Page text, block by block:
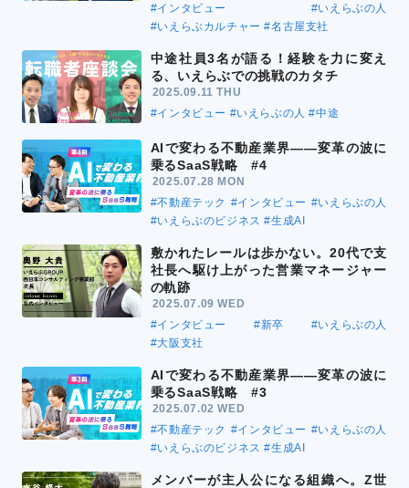
#インタビュー
#いえらぶの人
#いえらぶカルチャー #名古屋支社
中途社員3名が語る！経験を力に変え
る、いえらぶでの挑戦のカタチ
2025.09.11 THU
#インタビュー #いえらぶの人 #中途
AIで変わる不動産業界――変革の波に
乗るSaaS戦略 #4
2025.07.28 MON
#不動産テック #インタビュー #いえらぶの人
#いえらぶのビジネス #生成AI
敷かれたレールは歩かない。20代で支
社長へ駆け上がった営業マネージャー
の軌跡
2025.07.09 WED
#インタビュー
#新卒
#いえらぶの人
#大阪支社
AIで変わる不動産業界――変革の波に
乗るSaaS戦略 #3
2025.07.02 WED
#不動産テック #インタビュー #いえらぶの人
#いえらぶのビジネス #生成AI
メンバーが主人公になる組織へ。Z世